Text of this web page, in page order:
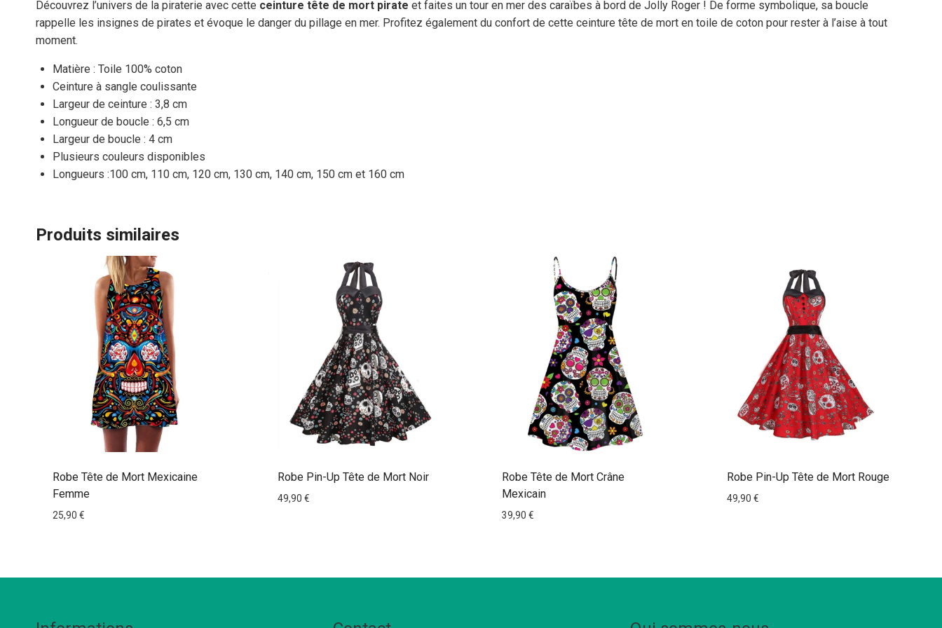
Découvrez l’univers de la piraterie avec cette ceinture tête de mort pirate et faites un tour en mer des caraïbes à bord de Jolly Roger ! De forme symbolique, sa boucle
rappelle les insignes de pirates et évoque le danger du pillage en mer. Profitez également du confort de cette ceinture tête de mort en toile de coton pour rester à l’aise à tout
moment.
Matière : Toile 100% coton
Ceinture à sangle coulissante
Largeur de ceinture : 3,8 cm
Longueur de boucle : 6,5 cm
Largeur de boucle : 4 cm
Plusieurs couleurs disponibles
Longueurs :100 cm, 110 cm, 120 cm, 130 cm, 140 cm, 150 cm et 160 cm
Produits similaires
Robe Tête de Mort Mexicaine
Femme
25,90 €
Robe Pin-Up Tête de Mort Noir
49,90 €
Robe Tête de Mort Crâne
Mexicain
39,90 €
Robe Pin-Up Tête de Mort Rouge
49,90 €